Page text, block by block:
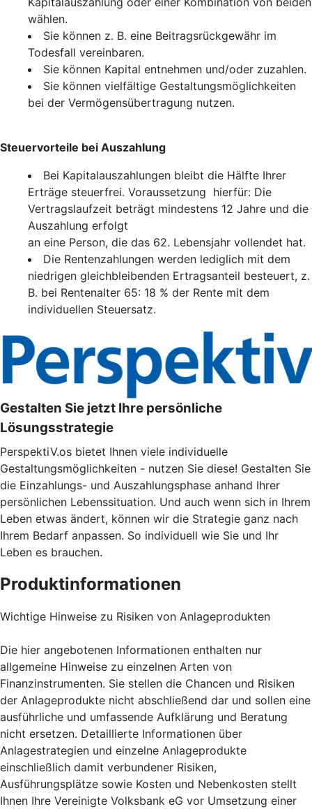
wählen.
Sie können z. B. eine Beitragsrückgewähr im
Todesfall vereinbaren.
Sie können Kapital entnehmen und/oder zuzahlen.
Sie können vielfältige Gestaltungsmöglichkeiten
bei der Vermögensübertragung nutzen.
Steuervorteile bei Auszahlung
Bei Kapitalauszahlungen bleibt die Hälfte Ihrer
Erträge steuerfrei. Voraussetzung hierfür: Die
Vertragslaufzeit beträgt mindestens 12 Jahre und die
Auszahlung erfolgt
an eine Person, die das 62. Lebensjahr vollendet hat.
Die Rentenzahlungen werden lediglich mit dem
niedrigen gleichbleibenden Ertragsanteil besteuert, z.
B. bei Rentenalter 65: 18 % der Rente mit dem
individuellen Steuersatz.
Gestalten Sie jetzt Ihre persönliche
Lösungsstrategie
PerspektiV.os bietet Ihnen viele individuelle
Gestaltungsmöglichkeiten - nutzen Sie diese! Gestalten Sie
die Einzahlungs- und Auszahlungsphase anhand Ihrer
persönlichen Lebenssituation. Und auch wenn sich in Ihrem
Leben etwas ändert, können wir die Strategie ganz nach
Ihrem Bedarf anpassen. So individuell wie Sie und Ihr
Leben es brauchen.
Produktinformationen
Wichtige Hinweise zu Risiken von Anlageprodukten
Die hier angebotenen Informationen enthalten nur
allgemeine Hinweise zu einzelnen Arten von
Finanzinstrumenten. Sie stellen die Chancen und Risiken
der Anlageprodukte nicht abschließend dar und sollen eine
ausführliche und umfassende Aufklärung und Beratung
nicht ersetzen. Detaillierte Informationen über
Anlagestrategien und einzelne Anlageprodukte
einschließlich damit verbundener Risiken,
Ausführungsplätze sowie Kosten und Nebenkosten stellt
Ihnen Ihre Vereinigte Volksbank eG vor Umsetzung einer